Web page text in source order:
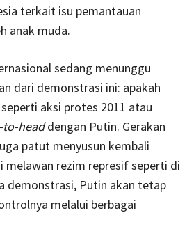
terkait isu pemantauan
anak muda.
sedang menunggu
dari demonstrasi ini: apakah
aksi protes 2011 atau
to-headdengan Putin. Gerakan
patut menyusun kembali
rezim represif seperti di
demonstrasi, Putin akan tetap
melalui berbagai